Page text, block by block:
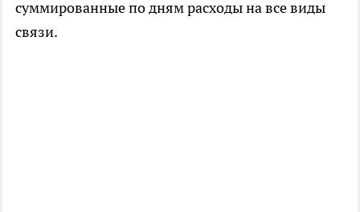
суммированные по дням расходы на все виды
связи.